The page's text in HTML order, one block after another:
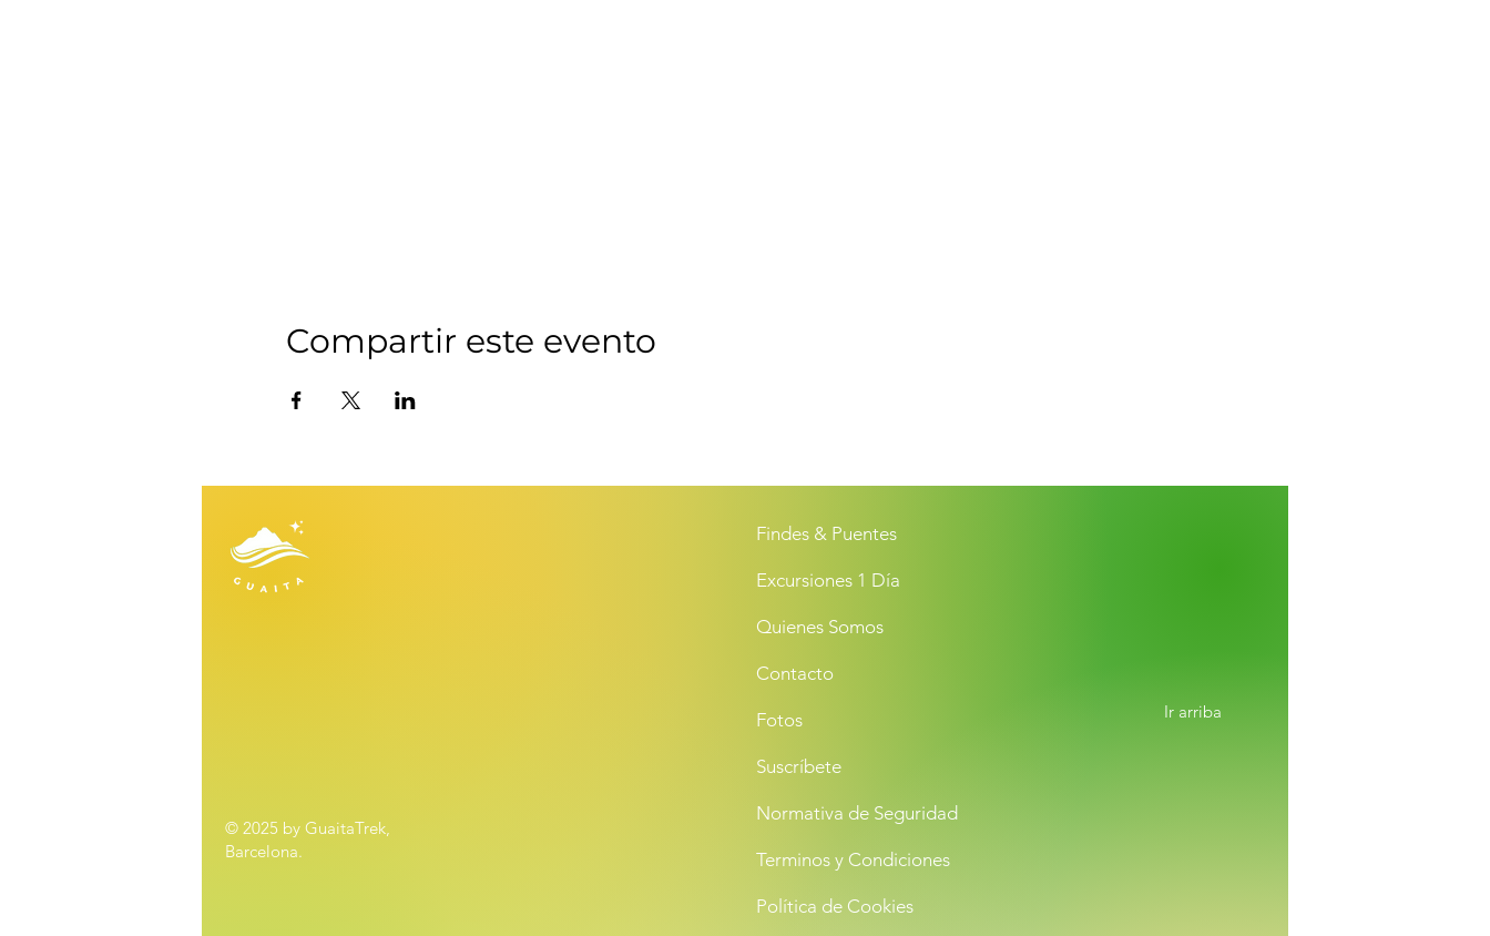
Compartir este evento
© 2025 by GuaitaTrek,
Barcelona.
Findes & Puentes
Excursiones 1 Día
Quienes Somos
Contacto
Fotos
Suscríbete
Normativa de Seguridad
Terminos y Condiciones
Política de Cookies
Ir arriba